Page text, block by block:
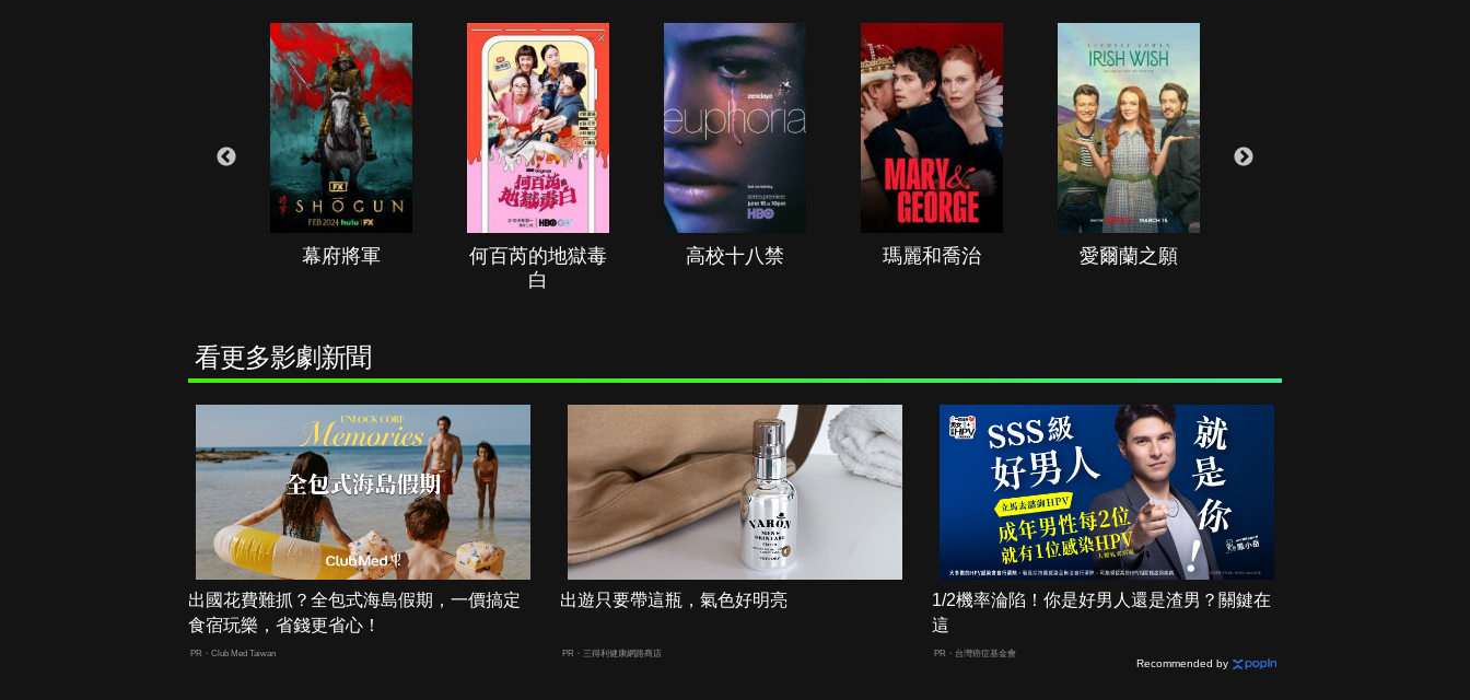
幕府將軍
何百芮的地獄毒
白
高校十八禁 瑪麗和喬治 愛爾蘭之願
看更多影劇新聞
出國花費難抓？全包式海島假期，一價搞定
食宿玩樂，省錢更省心！
PR・Club Med Taiwan
出遊只要帶這瓶，氣色好明亮
PR・三得利健康網路商店
1/2機率淪陷！你是好男人還是渣男？關鍵在
這
PR・台灣癌症基金會
Recommended by